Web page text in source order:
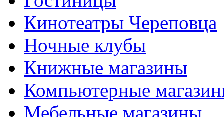
Кинотеатры Череповца
Ночные клубы
Книжные магазины
Компьютерные
Мебельные магазины